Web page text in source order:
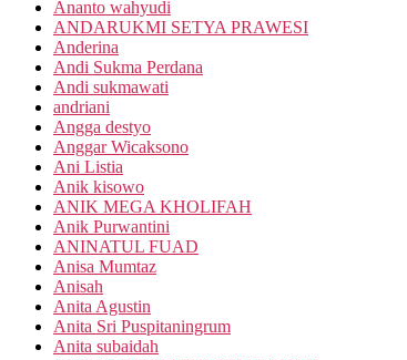
Ananto wahyudi
ANDARUKMI SETYA PRAWESI
Anderina
Andi Sukma Perdana
Andi sukmawati
andriani
Angga destyo
Anggar Wicaksono
Ani Listia
Anik kisowo
ANIK MEGA KHOLIFAH
Anik Purwantini
ANINATUL FUAD
Anisa Mumtaz
Anisah
Anita Agustin
Anita Sri Puspitaningrum
Anita subaidah